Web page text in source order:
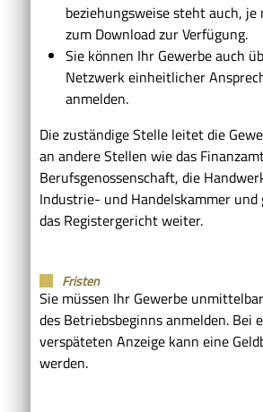
beziehungsweise steht auch, je
zum Download zur Verfügung.
Sie können Ihr Gewerbe auch
Netzwerk einheitlicher
anmelden.
Die zuständige Stelle leitet die
an andere Stellen wie das
Berufsgenossenschaft, die
Industrie- und Handelskammer und
das Registergericht weiter.
Fristen
Sie müssen Ihr Gewerbe
des Betriebsbeginns anmelden. Bei
verspäteten Anzeige kann eine
werden.